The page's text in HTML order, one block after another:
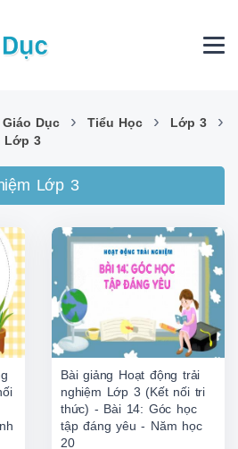
Dục › Tiểu Học › Lớp 3 ›
Lớp 3
Lớp 3
Bài giảng Hoạt động trải
nghiệm Lớp 3 (Kết nối tri
thức) - Bài 14: Góc học
tập đáng yêu - Năm học
20